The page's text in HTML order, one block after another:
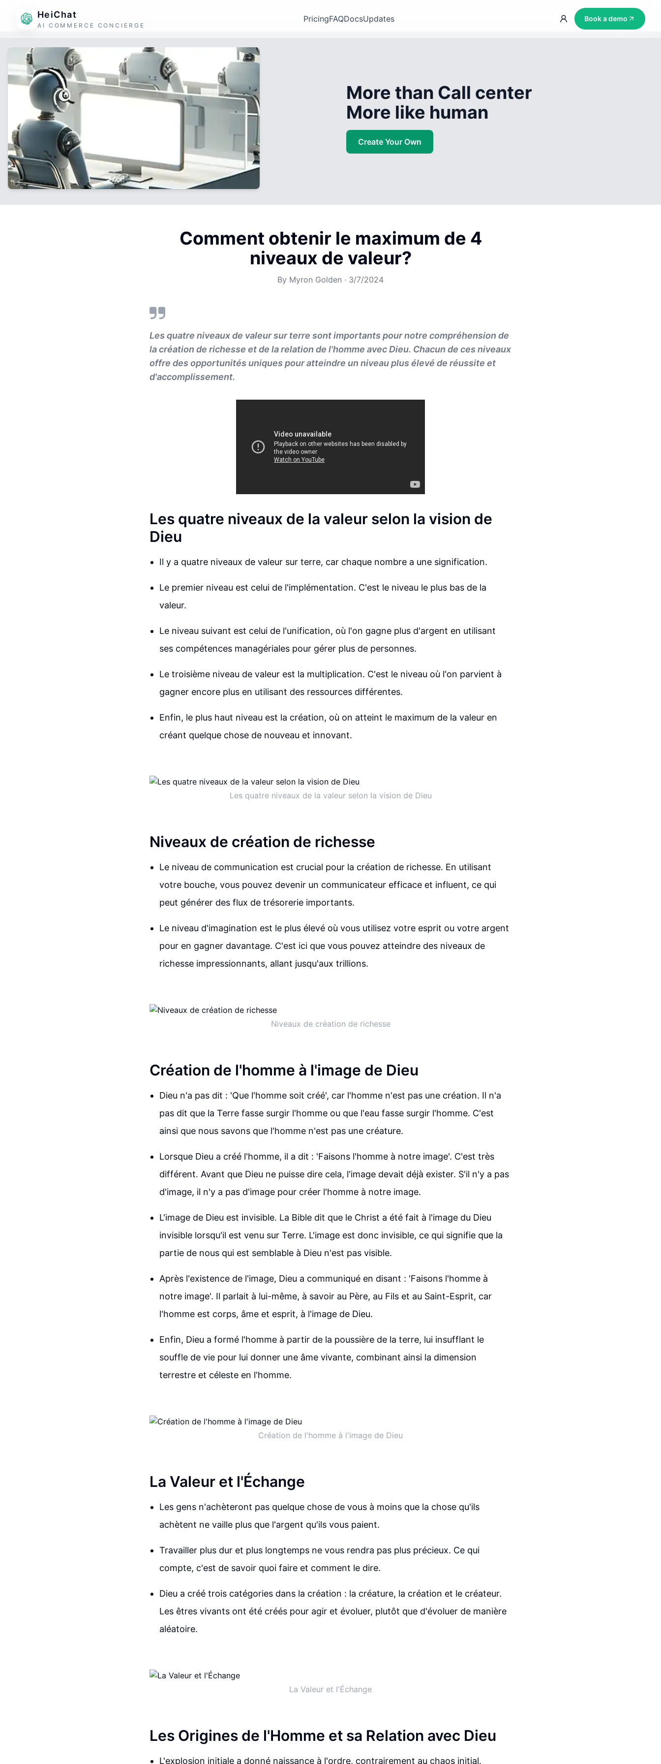
HeiChat
AI COMMERCE CONCIERGE
PricingFAQDocsUpdates Book a demo
More than Call center
More like human
Create Your Own
Comment obtenir le maximum de 4
niveaux de valeur?
By Myron Golden · 3/7/2024
Les quatre niveaux de valeur sur terre sont importants pour notre compréhension de
la création de richesse et de la relation de l'homme avec Dieu. Chacun de ces niveaux
offre des opportunités uniques pour atteindre un niveau plus élevé de réussite et
d'accomplissement.
Les quatre niveaux de la valeur selon la vision de
Dieu
Il y a quatre niveaux de valeur sur terre, car chaque nombre a une signification.
Le premier niveau est celui de l'implémentation. C'est le niveau le plus bas de la
valeur.
Le niveau suivant est celui de l'unification, où l'on gagne plus d'argent en utilisant
ses compétences managériales pour gérer plus de personnes.
Le troisième niveau de valeur est la multiplication. C'est le niveau où l'on parvient à
gagner encore plus en utilisant des ressources différentes.
Enfin, le plus haut niveau est la création, où on atteint le maximum de la valeur en
créant quelque chose de nouveau et innovant.
Les quatre niveaux de la valeur selon la vision de Dieu
Niveaux de création de richesse
Le niveau de communication est crucial pour la création de richesse. En utilisant
votre bouche, vous pouvez devenir un communicateur efficace et influent, ce qui
peut générer des flux de trésorerie importants.
Le niveau d'imagination est le plus élevé où vous utilisez votre esprit ou votre argent
pour en gagner davantage. C'est ici que vous pouvez atteindre des niveaux de
richesse impressionnants, allant jusqu'aux trillions.
Niveaux de création de richesse
Création de l'homme à l'image de Dieu
Dieu n'a pas dit : 'Que l'homme soit créé', car l'homme n'est pas une création. Il n'a
pas dit que la Terre fasse surgir l'homme ou que l'eau fasse surgir l'homme. C'est
ainsi que nous savons que l'homme n'est pas une créature.
Lorsque Dieu a créé l'homme, il a dit : 'Faisons l'homme à notre image'. C'est très
différent. Avant que Dieu ne puisse dire cela, l'image devait déjà exister. S'il n'y a pas
d'image, il n'y a pas d'image pour créer l'homme à notre image.
L'image de Dieu est invisible. La Bible dit que le Christ a été fait à l'image du Dieu
invisible lorsqu'il est venu sur Terre. L'image est donc invisible, ce qui signifie que la
partie de nous qui est semblable à Dieu n'est pas visible.
Après l'existence de l'image, Dieu a communiqué en disant : 'Faisons l'homme à
notre image'. Il parlait à lui-même, à savoir au Père, au Fils et au Saint-Esprit, car
l'homme est corps, âme et esprit, à l'image de Dieu.
Enfin, Dieu a formé l'homme à partir de la poussière de la terre, lui insufflant le
souffle de vie pour lui donner une âme vivante, combinant ainsi la dimension
terrestre et céleste en l'homme.
Création de l'homme à l'image de Dieu
La Valeur et l'Échange
Les gens n'achèteront pas quelque chose de vous à moins que la chose qu'ils
achètent ne vaille plus que l'argent qu'ils vous paient.
Travailler plus dur et plus longtemps ne vous rendra pas plus précieux. Ce qui
compte, c'est de savoir quoi faire et comment le dire.
Dieu a créé trois catégories dans la création : la créature, la création et le créateur.
Les êtres vivants ont été créés pour agir et évoluer, plutôt que d'évoluer de manière
aléatoire.
La Valeur et l'Échange
Les Origines de l'Homme et sa Relation avec Dieu
L'explosion initiale a donné naissance à l'ordre, contrairement au chaos initial.